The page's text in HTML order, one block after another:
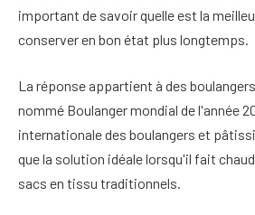
important de savoir quelle est la
conserver en bon état plus longtemps.
La réponse appartient à des
nommé Boulanger mondial de l'année
internationale des boulangers et
que la solution idéale lorsqu'il fait
sacs en tissu traditionnels.